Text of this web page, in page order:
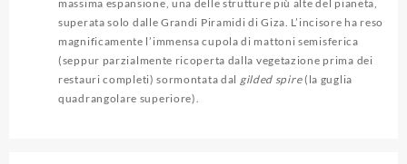
massima espansione, una delle strutture più alte del pianeta,
superata solo dalle Grandi Piramidi di Giza. L’incisore ha reso
magnificamente l’immensa cupola di mattoni semisferica
(seppur parzialmente ricoperta dalla vegetazione prima dei
restauri completi) sormontata dal gilded spire(la guglia
quadrangolare superiore).